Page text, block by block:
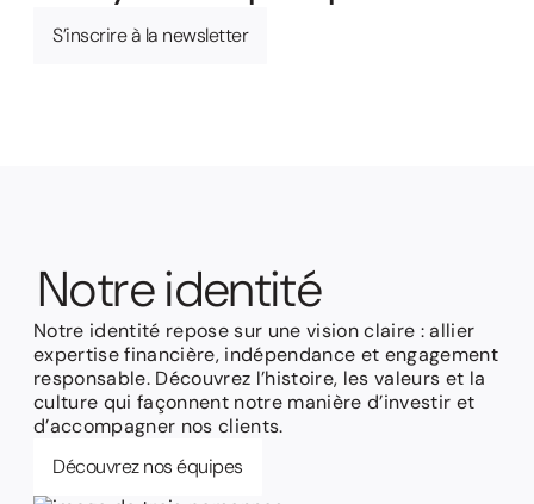
S’inscrire à la newsletter
Notreidentité
Notre identité repose sur une vision claire : allier
expertise financière, indépendance et engagement
responsable. Découvrez l’histoire, les valeurs et la
culture qui façonnent notre manière d’investir et
d’accompagner nos clients.
Découvrez nos équipes